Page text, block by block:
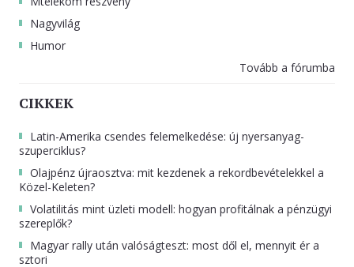
Nagyvilág
Humor
Tovább a fórumba
CIKKEK
Latin-Amerika csendes felemelkedése: új nyersanyag-
szuperciklus?
Olajpénz újraosztva: mit kezdenek a rekordbevételekkel a
Közel-Keleten?
Volatilitás mint üzleti modell: hogyan profitálnak a pénzügyi
szereplők?
Magyar rally után valóságteszt: most dől el, mennyit ér a
sztori